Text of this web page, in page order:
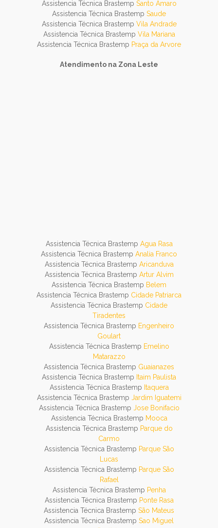
Assistencia Técnica Brastemp Santo Amaro
Assistencia Técnica Brastemp Saude
Assistencia Técnica Brastemp Vila Andrade
Assistencia Técnica Brastemp Vila Mariana
Assistencia Técnica Brastemp Praça da Arvore
Atendimento na Zona Leste
Assistencia Técnica Brastemp Agua Rasa
Assistencia Técnica Brastemp Analia Franco
Assistencia Técnica Brastemp Aricanduva
Assistencia Técnica Brastemp Artur Alvim
Assistencia Técnica Brastemp Belem
Assistencia Técnica Brastemp Cidade Patriarca
Assistencia Técnica Brastemp Cidade
Tiradentes
Assistencia Técnica Brastemp Engenheiro
Goulart
Assistencia Técnica Brastemp Emelino
Matarazzo
Assistencia Técnica Brastemp Guaianazes
Assistencia Técnica Brastemp Itaim Paulista
Assistencia Técnica Brastemp Itaquera
Assistencia Técnica Brastemp Jardim Iguatemi
Assistencia Técnica Brastemp Jose Bonifacio
Assistencia Técnica Brastemp Mooca
Assistencia Técnica Brastemp Parque do
Carmo
Assistencia Técnica Brastemp Parque São
Lucas
Assistencia Técnica Brastemp Parque São
Rafael
Assistencia Técnica Brastemp Penha
Assistencia Técnica Brastemp Ponte Rasa
Assistencia Técnica Brastemp São Mateus
Assistencia Técnica Brastemp Sao Miguel